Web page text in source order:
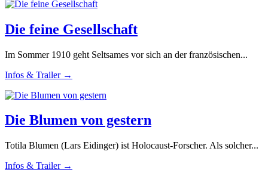
Die feine Gesellschaft
Im Sommer 1910 geht Seltsames vor sich an der französischen...
Infos & Trailer →
Die Blumen von gestern
Totila Blumen (Lars Eidinger) ist Holocaust-Forscher. Als solcher...
Infos & Trailer →